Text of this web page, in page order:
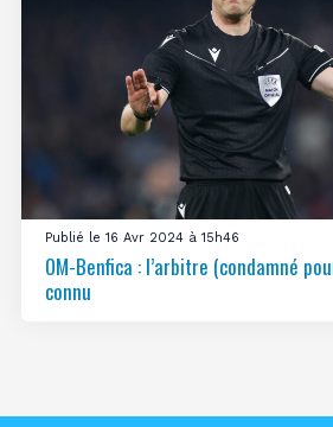
Publié le 16 Avr 2024 à 15h46
OM-Benfica : l’arbitre (condamné
connu